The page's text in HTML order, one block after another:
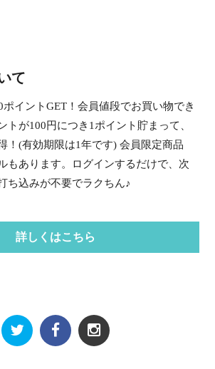
て
イントGET！会員値段でお買い物でき
トが100円につき1ポイント貯まって、
！(有効期限は1年です) 会員限定商品
もあります。ログインするだけで、次
ち込みが不要でラクちん♪
詳しくはこちら